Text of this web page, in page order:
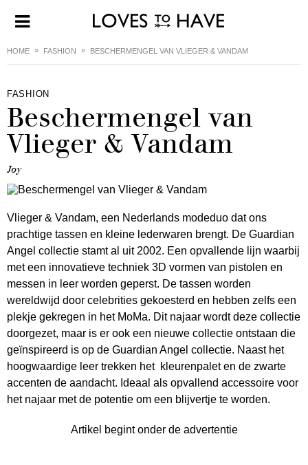
HOME FASHION BESCHERMENGEL VAN VLIEGER & VANDAM
FASHION
Beschermengel van
Vlieger & Vandam
Joy
Vlieger & Vandam, een Nederlands modeduo dat ons
prachtige tassen en kleine lederwaren brengt. De Guardian
Angel collectie stamt al uit 2002. Een opvallende lijn waarbij
met een innovatieve techniek 3D vormen van pistolen en
messen in leer worden geperst. De tassen worden
wereldwijd door celebrities gekoesterd en hebben zelfs een
plekje gekregen in het MoMa. Dit najaar wordt deze collectie
doorgezet, maar is er ook een nieuwe collectie ontstaan die
geïnspireerd is op de Guardian Angel collectie. Naast het
hoogwaardige leer trekken het kleurenpalet en de zwarte
accenten de aandacht. Ideaal als opvallend accessoire voor
het najaar met de potentie om een blijvertje te worden.
Artikel begint onder de advertentie